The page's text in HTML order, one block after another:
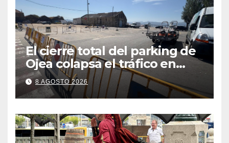
El cierre total del parking de
Ojea colapsa el tráfico en
Cangas
8 AGOSTO 2026